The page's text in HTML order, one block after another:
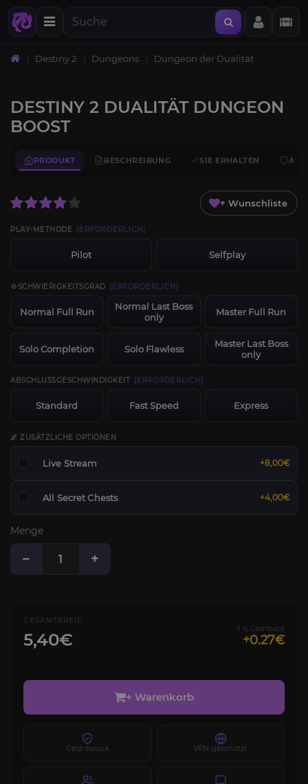
Destiny 2 Dungeons Dungeon der Dualität
DESTINY 2 DUALITÄT DUNGEON
BOOST
PRODUKT BESCHREIBUNG SIE ERHALTEN
+ Wunschliste
PLAY-METHODE [ERFORDERLICH]
Pilot Selfplay
💠SCHWIERIGKEITSGRAD [ERFORDERLICH]
Normal Full Run
Normal Last Boss
only
Master Full Run
Solo Completion Solo Flawless
Master Last Boss
only
ABSCHLUSSGESCHWINDIGKEIT [ERFORDERLICH]
Standard Fast Speed Express
🌌 ZUSÄTZLICHE OPTIONEN
Live Stream +8,00€
All Secret Chests +4,00€
Menge
− +
GESAMTPREIS
5,40€
5 % Cashback
+0.27€
+ Warenkorb
Geld-zurück VPN-geschützt